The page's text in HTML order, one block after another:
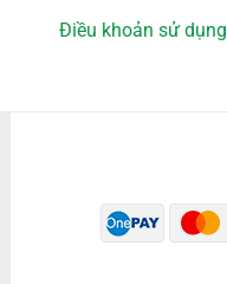
Điều khoản sử dụng